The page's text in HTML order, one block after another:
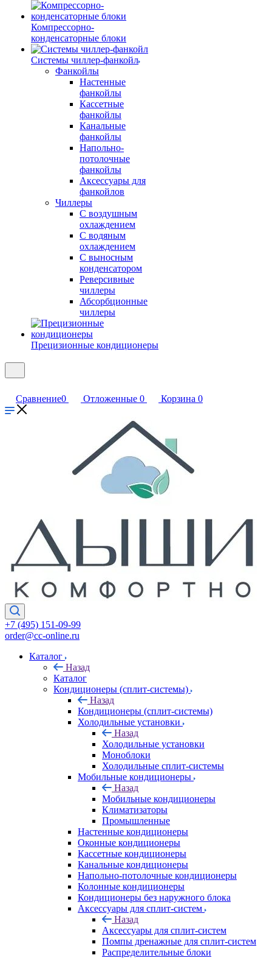
Компрессорно-
конденсаторные блоки
Системы чиллер-фанкойл
Фанкойлы
Настенные
фанкойлы
Кассетные
фанкойлы
Канальные
фанкойлы
Напольно-
потолочные
фанкойлы
Аксессуары для
фанкойлов
Чиллеры
С воздушным
охлаждением
С водяным
охлаждением
С выносным
конденсатором
Реверсивные
чиллеры
Абсорбционные
чиллеры
Прецизионные кондиционеры
Сравнение0 Отложенные 0 Корзина 0
+7 (495) 151-09-99
order@cc-online.ru
Каталог
Назад
Каталог
Кондиционеры (сплит-системы)
Назад
Кондиционеры (сплит-системы)
Холодильные установки
Назад
Холодильные установки
Моноблоки
Холодильные сплит-системы
Мобильные кондиционеры
Назад
Мобильные кондиционеры
Климатизаторы
Промышленные
Настенные кондиционеры
Оконные кондиционеры
Кассетные кондиционеры
Канальные кондиционеры
Напольно-потолочные кондиционеры
Колонные кондиционеры
Кондиционеры без наружного блока
Аксессуары для сплит-систем
Назад
Аксессуары для сплит-систем
Помпы дренажные для сплит-систем
Распределительные блоки